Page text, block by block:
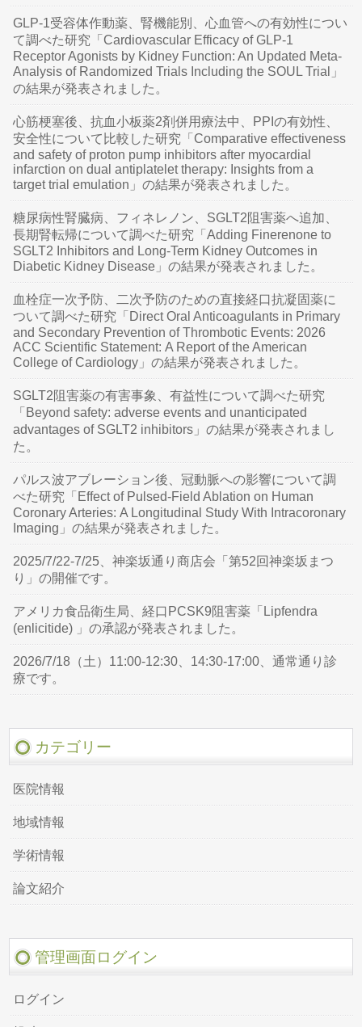
GLP-1受容体作動薬、腎機能別、心血管への有効性につい
て調べた研究「Cardiovascular Efficacy of GLP-1
Receptor Agonists by Kidney Function: An Updated Meta-
Analysis of Randomized Trials Including the SOUL Trial」
の結果が発表されました。
心筋梗塞後、抗血小板薬2剤併用療法中、PPIの有効性、
安全性について比較した研究「Comparative effectiveness
and safety of proton pump inhibitors after myocardial
infarction on dual antiplatelet therapy: Insights from a
target trial emulation」の結果が発表されました。
糖尿病性腎臓病、フィネレノン、SGLT2阻害薬へ追加、
長期腎転帰について調べた研究「Adding Finerenone to
SGLT2 Inhibitors and Long-Term Kidney Outcomes in
Diabetic Kidney Disease」の結果が発表されました。
血栓症一次予防、二次予防のための直接経口抗凝固薬に
ついて調べた研究「Direct Oral Anticoagulants in Primary
and Secondary Prevention of Thrombotic Events: 2026
ACC Scientific Statement: A Report of the American
College of Cardiology」の結果が発表されました。
SGLT2阻害薬の有害事象、有益性について調べた研究
「Beyond safety: adverse events and unanticipated
advantages of SGLT2 inhibitors」の結果が発表されまし
た。
パルス波アブレーション後、冠動脈への影響について調
べた研究「Effect of Pulsed-Field Ablation on Human
Coronary Arteries: A Longitudinal Study With Intracoronary
Imaging」の結果が発表されました。
2025/7/22-7/25、神楽坂通り商店会「第52回神楽坂まつ
り」の開催です。
アメリカ食品衛生局、経口PCSK9阻害薬「Lipfendra
(enlicitide) 」の承認が発表されました。
2026/7/18（土）11:00-12:30、14:30-17:00、通常通り診
療です。
カテゴリー
医院情報
地域情報
学術情報
論文紹介
管理画面ログイン
ログイン